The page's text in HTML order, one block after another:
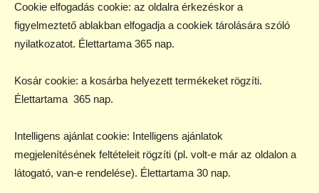
Cookie elfogadás cookie: az oldalra érkezéskor a
figyelmeztető ablakban elfogadja a cookiek tárolására szóló
nyilatkozatot. Élettartama 365 nap.
Kosár cookie: a kosárba helyezett termékeket rögzíti.
Élettartama 365 nap.
Intelligens ajánlat cookie: Intelligens ajánlatok
megjelenítésének feltételeit rögzíti (pl. volt-e már az oldalon a
látogató, van-e rendelése). Élettartama 30 nap.